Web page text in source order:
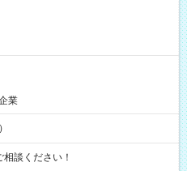
業
談ください！